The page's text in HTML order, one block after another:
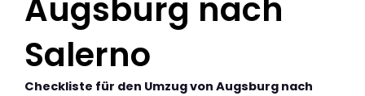
Augsburg nach
Salerno
Checkliste für den Umzug von Augsburg nach